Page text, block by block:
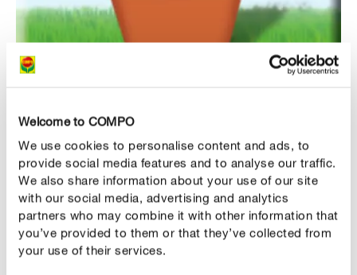
Welcome to COMPO
We use cookies to personalise content and ads, to
provide social media features and to analyse our traffic.
We also share information about your use of our site
with our social media, advertising and analytics
partners who may combine it with other information that
you’ve provided to them or that they’ve collected from
your use of their services.
盆栽或换盆前1-2天，建议先浇水浇透兰花，再施一点
肥。 这样，可以将稍湿的根更好地引入新盆中。